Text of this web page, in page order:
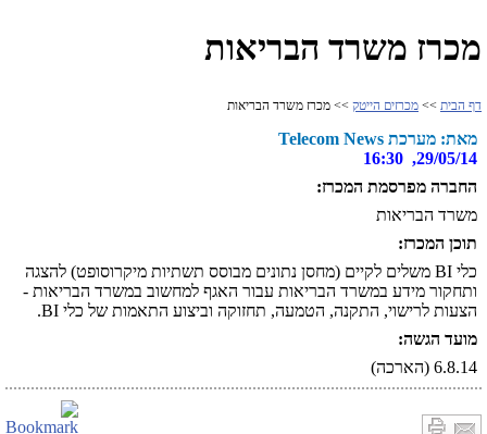
מכרז משרד הבריאות
דף הבית >> מכרזים הייטק >> מכרז משרד הבריאות
מאת: מערכת Telecom News
29/05/14, 16:30
החברה מפרסמת המכרז:
משרד הבריאות
תוכן המכרז:
כלי BI משלים לקיים (מחסן נתונים מבוסס תשתיות מיקרוסופט) להצגה
ותחקור מידע במשרד הבריאות עבור האגף למחשוב במשרד הבריאות -
הצעות לרישוי, התקנה, הטמעה, תחזוקה וביצוע התאמות של כלי BI.
מועד הגשה:
6.8.14 (הארכה)